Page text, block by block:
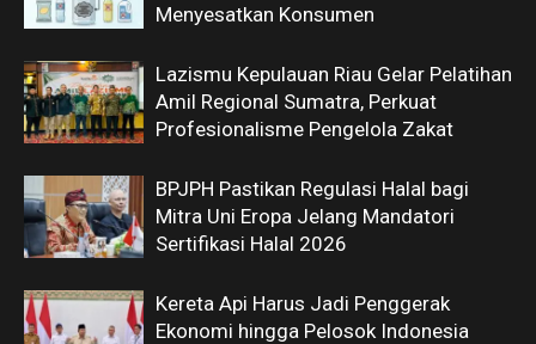
Menyesatkan Konsumen
Lazismu Kepulauan Riau Gelar Pelatihan
Amil Regional Sumatra, Perkuat
Profesionalisme Pengelola Zakat
BPJPH Pastikan Regulasi Halal bagi
Mitra Uni Eropa Jelang Mandatori
Sertifikasi Halal 2026
Kereta Api Harus Jadi Penggerak
Ekonomi hingga Pelosok Indonesia